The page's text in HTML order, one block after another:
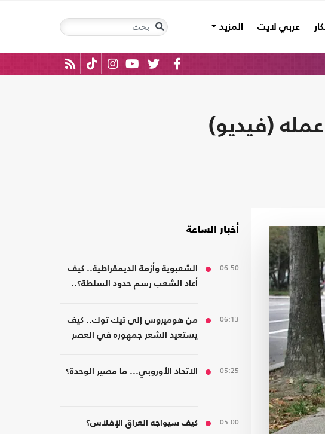
عربي لايت المزيد
(فيديو)
أخبار الساعة
06:50
الشعبوية وأزمة الديمقراطية.. كيف
أعاد الشعب رسم حدود السلطة؟..
06:13
من هوميروس إلى تيك توك.. كيف
يستعيد الشعر جمهوره في العصر
05:25 الاتحاد الأوروبي... ما مصير الوحدة؟
05:00 كيف سيواجه العراق الإفلاس؟